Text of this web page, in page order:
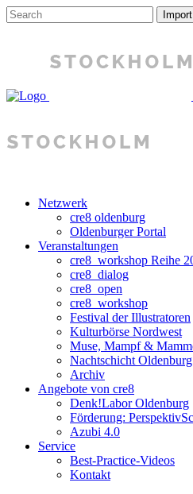
Netzwerk
cre8 oldenburg
Oldenburger Portal
Veranstaltungen
cre8_workshop Reihe
cre8_dialog
cre8_open
cre8_workshop
Festival der Illustratoren
Kulturbörse Nordwest
Muse, Mampf &
Nachtschicht Oldenburg
Archiv
Angebote von cre8
Denk!Labor Oldenburg
Förderung:
Azubi 4.0
Service
Best-Practice-Videos
Kontakt